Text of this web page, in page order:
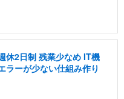
休2日制 残業少なめ IT機
ラーが少ない仕組み作り